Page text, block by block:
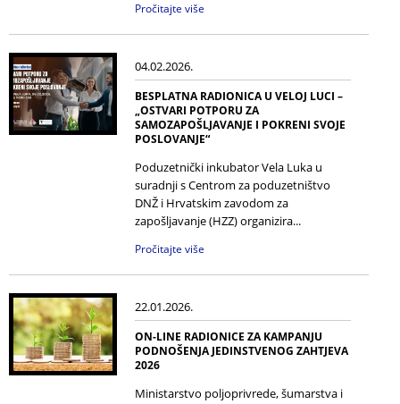
Pročitajte više
04.02.2026.
BESPLATNA RADIONICA U VELOJ LUCI –
„OSTVARI POTPORU ZA
SAMOZAPOŠLJAVANJE I POKRENI SVOJE
POSLOVANJE“
Poduzetnički inkubator Vela Luka u
suradnji s Centrom za poduzetništvo
DNŽ i Hrvatskim zavodom za
zapošljavanje (HZZ) organizira...
Pročitajte više
22.01.2026.
ON-LINE RADIONICE ZA KAMPANJU
PODNOŠENJA JEDINSTVENOG ZAHTJEVA
2026
Ministarstvo poljoprivrede, šumarstva i